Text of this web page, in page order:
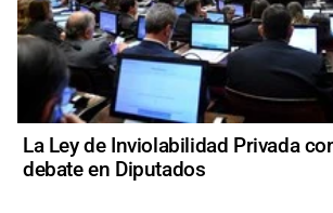
La Ley de Inviolabilidad Privada
debate en Diputados